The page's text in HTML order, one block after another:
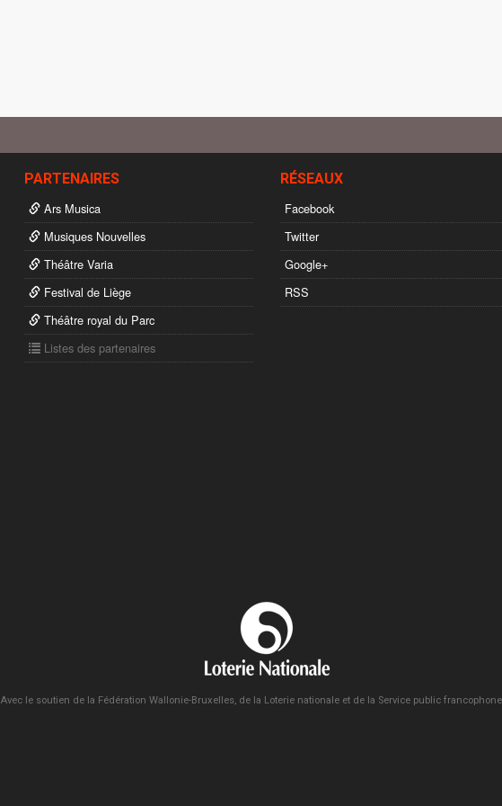
PARTENAIRES
Ars Musica
Musiques Nouvelles
Théâtre Varia
Festival de Liège
Théâtre royal du Parc
Listes des partenaires
RÉSEAUX
Facebook
Twitter
Google+
RSS
Avec le soutien de la Fédération Wallonie-Bruxelles, de la Loterie nationale et de la Service public